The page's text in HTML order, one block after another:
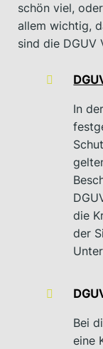
schön viel,
allem wichtig,
sind die DGUV
In
die
der
Bei
eine